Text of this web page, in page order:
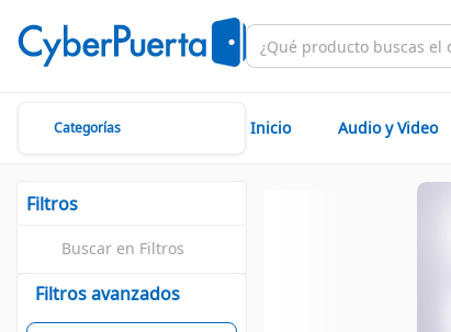
Categorías Inicio Audio y Video
Filtros
Filtros avanzados